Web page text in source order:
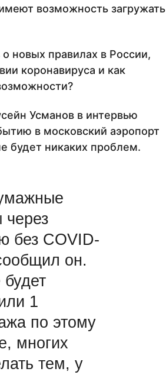
возможность загружать
новых правилах в России,
коронавируса и как
Усманов в интервью
в московский аэропорт
будет никаких проблем.
через
без CОVID-
он.
1
по этому
многих
тем, у